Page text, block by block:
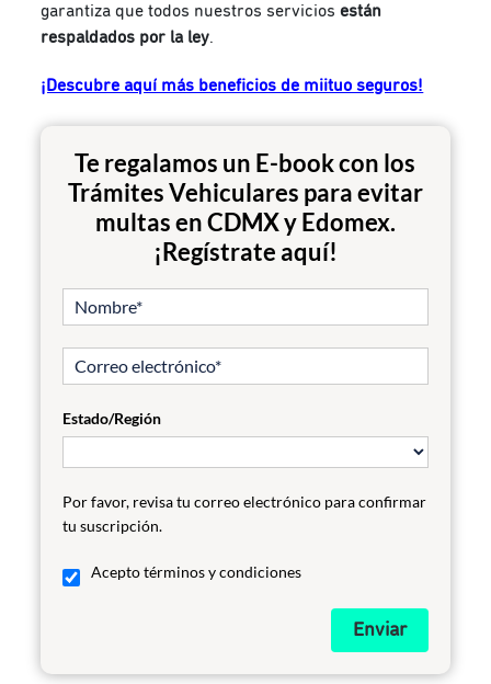
garantiza que todos nuestros serviciosestán
respaldados por la ley.
¡Descubre aquí más beneficios de miituo seguros!
Te regalamos un E-book con los
Trámites Vehiculares para evitar
multas en CDMX y Edomex.
¡Regístrate aquí!
Estado/Región
Por favor, revisa tu correo electrónico para confirmar
tu suscripción.
Acepto términos y condiciones
Enviar